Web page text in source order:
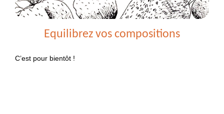
Equilibrez vos compositions
C’est pour bientôt !